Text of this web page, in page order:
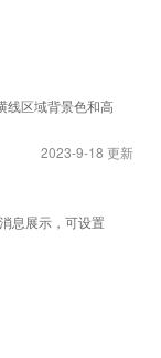
线区域背景色和高
2023-9-18 更新
息展示，可设置